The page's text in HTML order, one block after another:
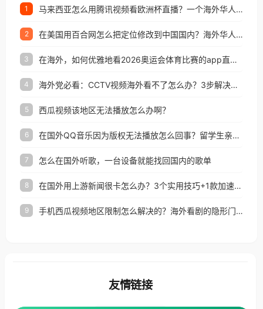
1 马来西亚怎么用腾讯视频看欧洲杯直播？一个海外华人的真实困扰与破解
2 在美国用百合网怎么把定位修改到中国国内？海外华人必备的回国加速指南
3 在海外，如何优雅地看2026奥运会体育比赛的app直播？
4 海外党必看：CCTV视频海外看不了怎么办？3步解决地区限制+追剧自由
5 西瓜视频该地区无法播放怎么办啊？
6 在国外QQ音乐因为版权无法播放怎么回事？留学生亲测有效的解决办法
7 怎么在国外听歌，一台设备就能找回国内的歌单
8 在国外用上游新闻很卡怎么办？3个实用技巧+1款加速器解决海外看国内内容难题
9 手机西瓜视频地区限制怎么解决的？海外看剧的隐形门与钥匙
友情链接